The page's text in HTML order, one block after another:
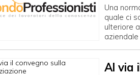
Una
quale ci
ulteriore
aziendale
Al via